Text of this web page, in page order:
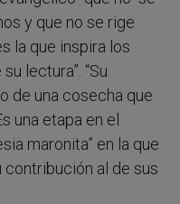
y que no se rige
la que inspira los
lectura”. “Su
de una cosecha que
una etapa en el
maronita” en la que
contribución al de sus